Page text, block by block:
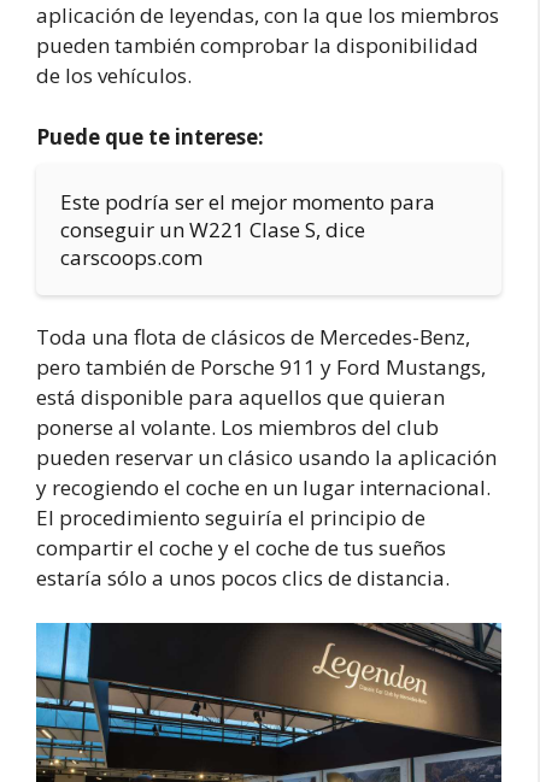
aplicación de leyendas, con la que los miembros
pueden también comprobar la disponibilidad
de los vehículos.
Puede que te interese:
Este podría ser el mejor momento para
conseguir un W221 Clase S, dice
carscoops.com
Toda una flota de clásicos de Mercedes-Benz,
pero también de Porsche 911 y Ford Mustangs,
está disponible para aquellos que quieran
ponerse al volante. Los miembros del club
pueden reservar un clásico usando la aplicación
y recogiendo el coche en un lugar internacional.
El procedimiento seguiría el principio de
compartir el coche y el coche de tus sueños
estaría sólo a unos pocos clics de distancia.